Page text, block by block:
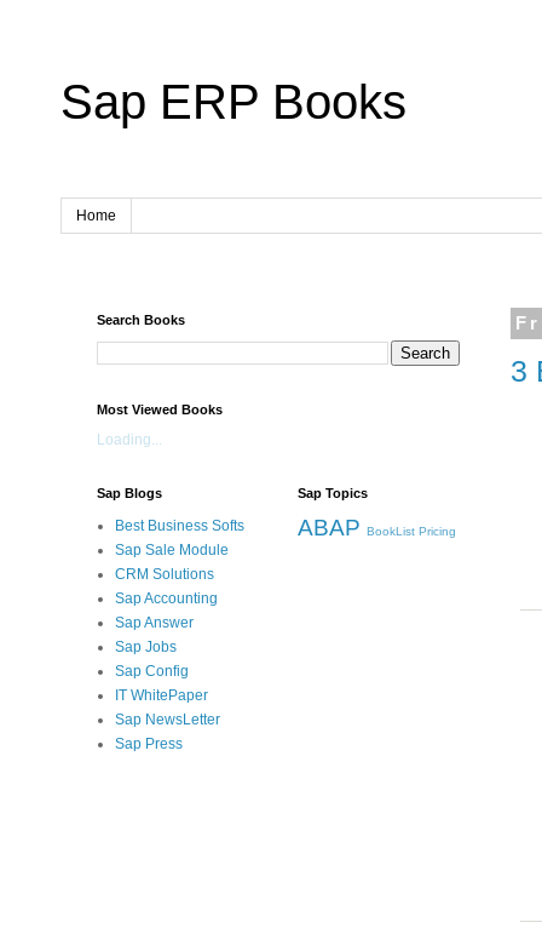
Sap ERP Books
Home
3
Search Books
Most Viewed Books
Loading...
Sap Blogs
Best Business Softs
Sap Sale Module
CRM Solutions
Sap Accounting
Sap Answer
Sap Jobs
Sap Config
IT WhitePaper
Sap NewsLetter
Sap Press
Sap Topics
ABAP BookList Pricing